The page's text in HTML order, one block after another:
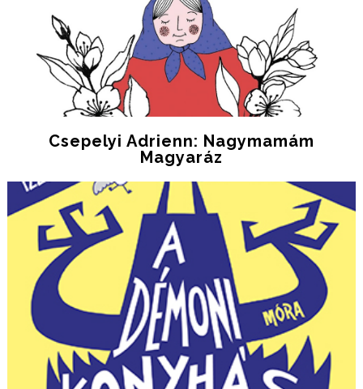
Csepelyi Adrienn: Nagymamám
Magyaráz